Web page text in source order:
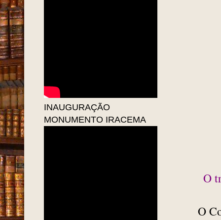
O
O
INAUGURAÇÃO
MONUMENTO IRACEMA